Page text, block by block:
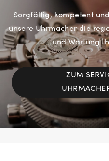
Sorgfältig, kompetent
unsere Uhrmacher die
und Wartung
ZUM